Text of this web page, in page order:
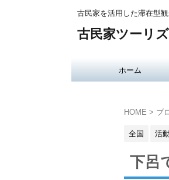
古民家を活用した滞在型観
古民家ツーリ
ホーム
HOME > ブ
全国 活
下呂